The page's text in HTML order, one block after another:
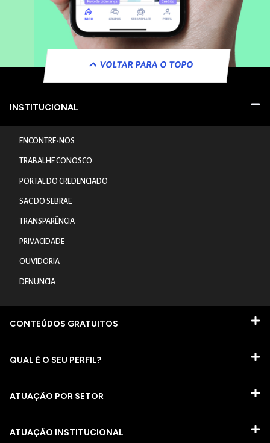
VOLTAR PARA O TOPO
INSTITUCIONAL
ENCONTRE-NOS
TRABALHE CONOSCO
PORTAL DO CREDENCIADO
SAC DO SEBRAE
TRANSPARÊNCIA
PRIVACIDADE
OUVIDORIA
DENUNCIA
CONTEÚDOS GRATUITOS
QUAL É O SEU PERFIL?
ATUAÇÃO POR SETOR
ATUAÇÃO INSTITUCIONAL